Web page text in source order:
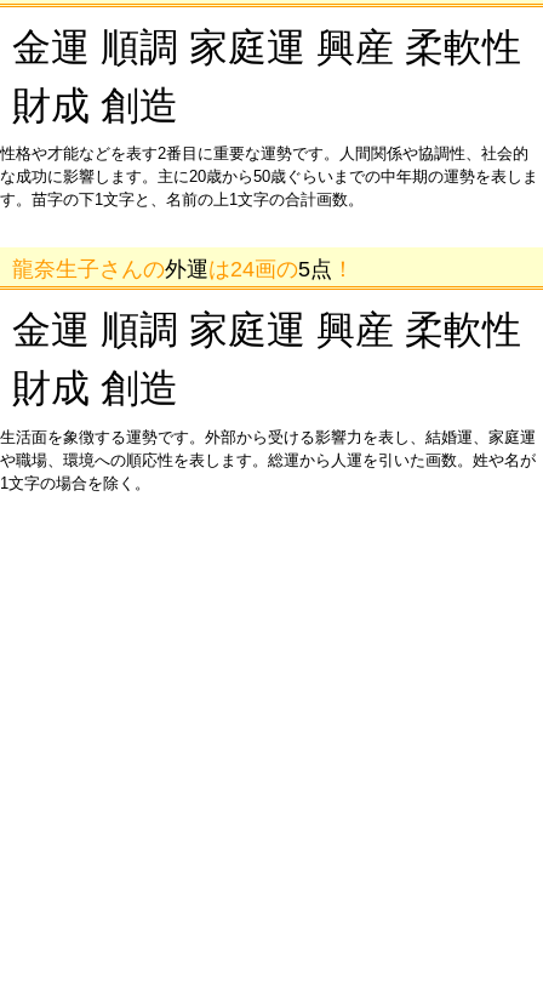
金運 順調 家庭運 興産 柔軟性
財成 創造
性格や才能などを表す2番目に重要な運勢です。人間関係や協調性、社会的
な成功に影響します。主に20歳から50歳ぐらいまでの中年期の運勢を表しま
す。苗字の下1文字と、名前の上1文字の合計画数。
龍奈生子さんの外運は24画の5点 ！
金運 順調 家庭運 興産 柔軟性
財成 創造
生活面を象徴する運勢です。外部から受ける影響力を表し、結婚運、家庭運
や職場、環境への順応性を表します。総運から人運を引いた画数。姓や名が
1文字の場合を除く。